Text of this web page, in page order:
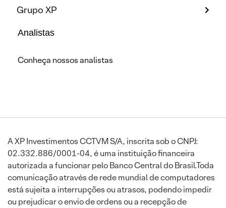
Grupo XP
Analistas
Conheça nossos analistas
A XP Investimentos CCTVM S/A, inscrita sob o CNPJ:
02.332.886/0001-04, é uma instituição financeira
autorizada a funcionar pelo Banco Central do Brasil.Toda
comunicação através de rede mundial de computadores
está sujeita a interrupções ou atrasos, podendo impedir
ou prejudicar o envio de ordens ou a recepção de